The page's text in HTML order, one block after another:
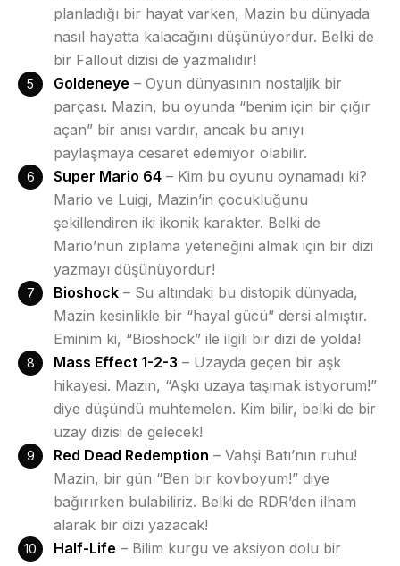
planladığı bir hayat varken, Mazin bu dünyada
nasıl hayatta kalacağını düşünüyordur. Belki de
bir Fallout dizisi de yazmalıdır!
Goldeneye – Oyun dünyasının nostaljik bir
parçası. Mazin, bu oyunda “benim için bir çığır
açan” bir anısı vardır, ancak bu anıyı
paylaşmaya cesaret edemiyor olabilir.
Super Mario 64 – Kim bu oyunu oynamadı ki?
Mario ve Luigi, Mazin’in çocukluğunu
şekillendiren iki ikonik karakter. Belki de
Mario’nun zıplama yeteneğini almak için bir dizi
yazmayı düşünüyordur!
Bioshock – Su altındaki bu distopik dünyada,
Mazin kesinlikle bir “hayal gücü” dersi almıştır.
Eminim ki, “Bioshock” ile ilgili bir dizi de yolda!
Mass Effect 1-2-3 – Uzayda geçen bir aşk
hikayesi. Mazin, “Aşkı uzaya taşımak istiyorum!”
diye düşündü muhtemelen. Kim bilir, belki de bir
uzay dizisi de gelecek!
Red Dead Redemption – Vahşi Batı’nın ruhu!
Mazin, bir gün “Ben bir kovboyum!” diye
bağırırken bulabiliriz. Belki de RDR’den ilham
alarak bir dizi yazacak!
Half-Life – Bilim kurgu ve aksiyon dolu bir